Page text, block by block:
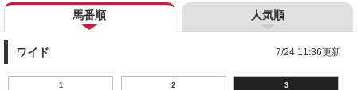
馬番順 人気順
ワイド 7/24 11:36更新
1 2 3